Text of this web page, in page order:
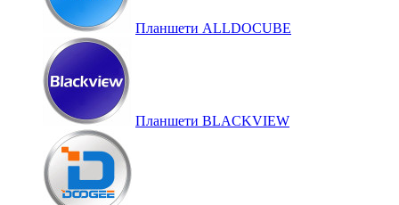
Планшети ALLDOCUBE
Планшети BLACKVIEW